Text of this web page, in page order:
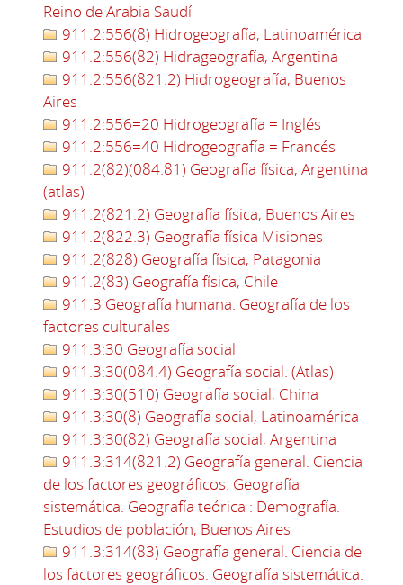
Reino de Arabia Saudí
911.2:556(8) Hidrogeografía, Latinoamérica
911.2:556(82) Hidrageografía, Argentina
911.2:556(821.2) Hidrogeografía, Buenos
Aires
911.2:556=20 Hidrogeografía = Inglés
911.2:556=40 Hidrogeografía = Francés
911.2(82)(084.81) Geografía física, Argentina
(atlas)
911.2(821.2) Geografía física, Buenos Aires
911.2(822.3) Geografía física Misiones
911.2(828) Geografía física, Patagonia
911.2(83) Geografía física, Chile
911.3 Geografía humana. Geografía de los
factores culturales
911.3:30 Geografía social
911.3:30(084.4) Geografía social. (Atlas)
911.3:30(510) Geografía social, China
911.3:30(8) Geografía social, Latinoamérica
911.3:30(82) Geografía social, Argentina
911.3:314(821.2) Geografía general. Ciencia
de los factores geográficos. Geografía
sistemática. Geografía teórica : Demografía.
Estudios de población, Buenos Aires
911.3:314(83) Geografía general. Ciencia de
los factores geográficos. Geografía sistemática.